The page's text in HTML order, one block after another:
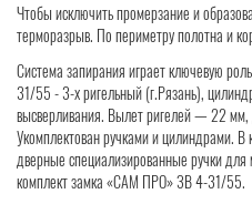
Чтобы исключить промерзание и
терморазрыв. По периметру полотна и
Система запирания играет ключевую
31/55 - 3-х ригельный (г.Рязань),
высверливания. Вылет ригелей — 22
Укомплектован ручками и цилиндрами.
дверные специализированные ручки для
комплект замка «САМ ПРО» ЗВ 4-31/55.